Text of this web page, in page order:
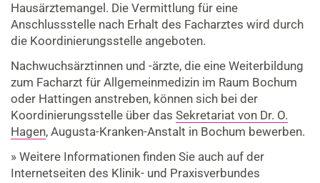
Hausärztemangel. Die Vermittlung für eine
Anschlussstelle nach Erhalt des Facharztes wird durch
die Koordinierungsstelle angeboten.
Nachwuchsärztinnen und -ärzte, die eine Weiterbildung
zum Facharzt für Allgemeinmedizin im Raum Bochum
oder Hattingen anstreben, können sich bei der
Koordinierungsstelle über das Sekretariat von Dr. O.
Hagen, Augusta-Kranken-Anstalt in Bochum bewerben.
» Weitere Informationen finden Sie auch auf der
Internetseiten des Klinik- und Praxisverbundes